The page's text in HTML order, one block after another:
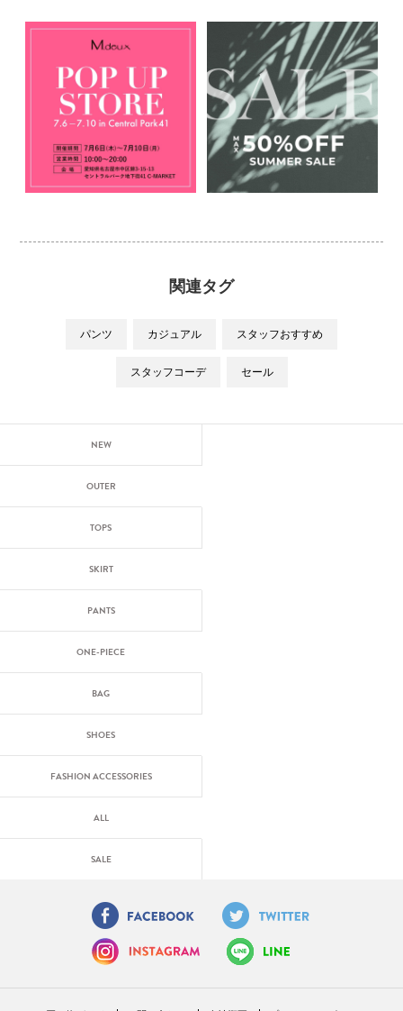
関連タグ
パンツ カジュアル スタッフおすすめ
スタッフコーデ セール
NEW
OUTER
TOPS
SKIRT
PANTS
ONE-PIECE
BAG
SHOES
FASHION ACCESSORIES
ALL
SALE